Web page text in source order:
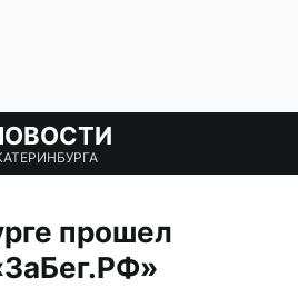
прошел